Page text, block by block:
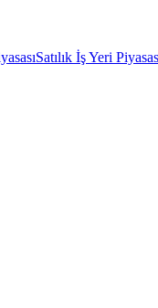
Satılık İş Yeri